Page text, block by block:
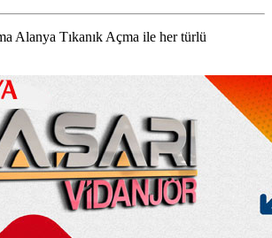
Alanya Tıkanık Açma ile her türlü